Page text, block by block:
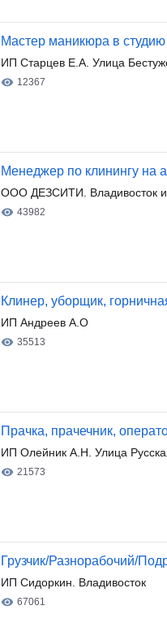
Мастер маникюра в
ИП Старцев Е.А. Улица
12367
Менеджер по клинингу на
ООО ДЕЗСИТИ. Владивосток и
43982
Клинер, уборщик,
ИП Андреев А.О
35513
Прачка, прачечник,
ИП Олейник А.Н. Улица
21573
Грузчик/Разнорабочий/
ИП Сидоркин. Владивосток
67061